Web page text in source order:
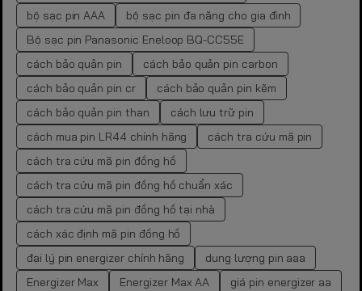
bộ sạc pin AAA
bộ sạc pin đa năng cho gia đình
Bộ sạc pin Panasonic Eneloop BQ-CC55E
cách bảo quản pin
cách bảo quản pin carbon
cách bảo quản pin cr
cách bảo quản pin kẽm
cách bảo quản pin than
cách lưu trữ pin
cách mua pin LR44 chính hãng
cách tra cứu mã pin
cách tra cứu mã pin đồng hồ
cách tra cứu mã pin đồng hồ chuẩn xác
cách tra cứu mã pin đồng hồ tại nhà
cách xác định mã pin đồng hồ
đại lý pin energizer chính hãng
dung lượng pin aaa
Energizer Max
Energizer Max AA
giá pin energizer aa